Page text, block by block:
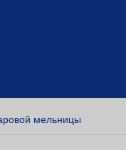
мельницы